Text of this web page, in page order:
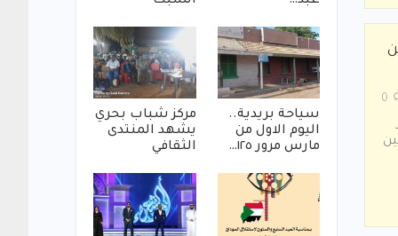
سياحة بريدية..
اليوم الاول من
مارس مرور ١٢٥…
مركز شباب بحري
يشهد المنتدى
الثقافي